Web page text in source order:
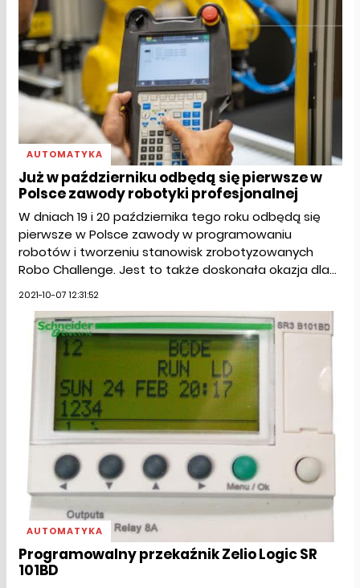
AUTOMATYKA
Już w październiku odbędą się pierwsze w
Polsce zawody robotyki profesjonalnej
W dniach 19 i 20 października tego roku odbędą się
pierwsze w Polsce zawody w programowaniu
robotów i tworzeniu stanowisk zrobotyzowanych
Robo Challenge. Jest to także doskonała okazja dla...
2021-10-07 12:31:52
AUTOMATYKA
Programowalny przekaźnik Zelio Logic SR
101BD